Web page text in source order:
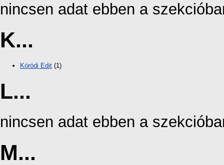
nincsen adat ebben a
K...
Kóródi Edit (1)
L...
nincsen adat ebben a
M...